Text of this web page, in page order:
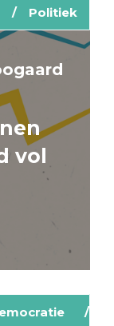
Politiek
vol